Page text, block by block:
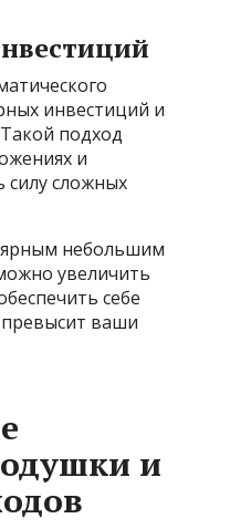
инвестиций и
подход
и
силу сложных
небольшим
увеличить
себе
ваши
и